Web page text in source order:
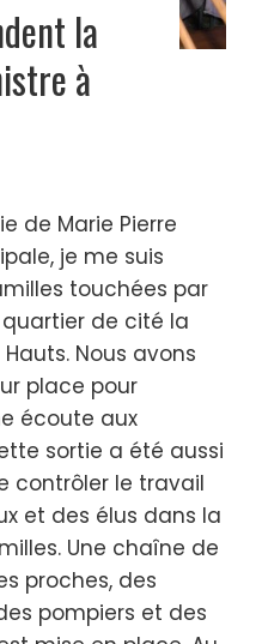
la
à
de Marie Pierre
je me suis
touchées par
de cité la
Nous avons
place pour
écoute aux
sortie a été aussi
contrôler le travail
et des élus dans la
Une chaîne de
proches, des
pompiers et des